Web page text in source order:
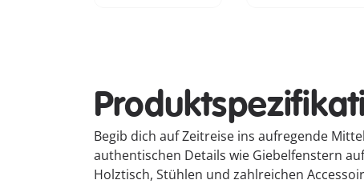
Begib dich auf Zeitreise ins aufregende
authentischen Details wie Giebelfenstern
Holztisch, Stühlen und zahlreichen